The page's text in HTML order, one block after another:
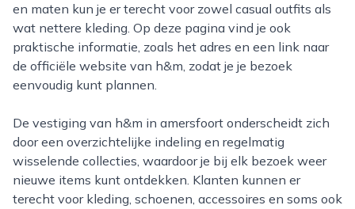
en maten kun je er terecht voor zowel casual outfits als
wat nettere kleding. Op deze pagina vind je ook
praktische informatie, zoals het adres en een link naar
de officiële website van h&m, zodat je je bezoek
eenvoudig kunt plannen.
De vestiging van h&m in amersfoort onderscheidt zich
door een overzichtelijke indeling en regelmatig
wisselende collecties, waardoor je bij elk bezoek weer
nieuwe items kunt ontdekken. Klanten kunnen er
terecht voor kleding, schoenen, accessoires en soms ook